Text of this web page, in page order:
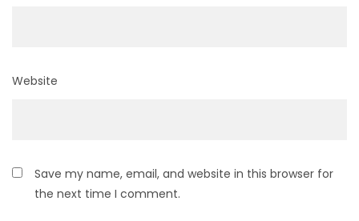
Website
Save my name, email, and website in this browser for
the next time I comment.